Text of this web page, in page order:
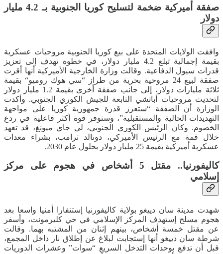
صفقة أميركية ضخمة لتسليح كوريا الجنوبية بـ 4.2 مليار
دولار
وافقت الولايات المتحدة على بيع كوريا الجنوبية مروحيات عسكرية
بقيمة إجمالية تبلغ 4.2 مليار دولار، في خطوة تهدف إلى تعزيز
قدرات سيول الدفاعية. وقالت وزارة الخارجية الأميركية أنها أقرت
صفقة لبيع 24 مروحية بحرية من طراز “سي هوك روميو“ بقيمة
ثلاثة مليارات دولار، إلى جانب صفقة أخرى بقيمة 1.2 مليار دولار
لتحديث مروحيات أباتشي التابعة للجيش الكوري الجنوبي. وأكدت
الوزارة أن الصفقة “ستعزز قدرة جمهورية كوريا على مواجهة
التهديدات الحالية والمستقبلية”، وستوفر قوة أكثر فاعلية في ردع
الخصوم. وكان الرئيس الكوري الجنوبي، لي جاي ميونغ، قد تعهد
خلال قمة مع الرئيس الأميركي، دونالد ترامب، بشراء معدات
عسكرية أميركية بقيمة 25 مليار دولار بحلول عام 2030.
كاليفورنيا.. مقتل 5 أشخاص في هجوم على مركز
إسلامي
شهدت مدينة سان دييغو بولاية كاليفورنيا إستنفارا أمنيا واسعا بعد
هجوم مسلح إستهدف المركز الإسلامي في حي كليرمونت، وأسفر
عن مقتل خمسة أشخاص، بينهم إثنان من المشتبه بهما. وقالت
شرطة سان دييغو أنها إستجابت لبلاغ عن إطلاق نار داخل المجمع،
قبل أن تدفع بوحدات التدخل السريع “سوات” وعشرات الدوريات